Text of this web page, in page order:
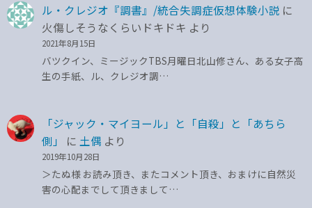
ル・クレジオ『調書』/統合失調症仮想体験小説 に
火傷しそうなくらいドキドキ より
2021年8月15日
バツクイン、ミージックTBS月曜日北山修さん、ある女子高
生の手紙、ル、クレジオ調…
「ジャック・マイヨール」と「自殺」と「あちら
側」
に 土偶 より
2019年10月28日
＞たぬ様 お読み頂き、またコメント頂き、おまけに自然災
害の心配までして頂きまして…